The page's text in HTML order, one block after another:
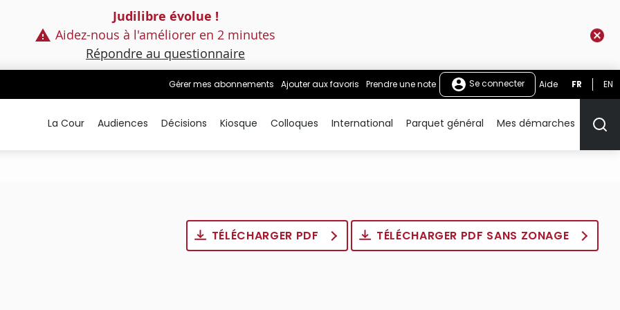
Judilibre évolue !
Aidez-nous à l'améliorer en 2 minutes
Répondre au questionnaire
Gérer mes abonnements Ajouter aux favoris Prendre une note Se connecter Aide FR EN
La Cour Audiences Décisions Kiosque Colloques International Parquet général Mes démarches
TÉLÉCHARGER PDF TÉLÉCHARGER PDF SANS ZONAGE